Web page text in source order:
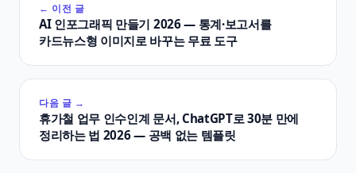
← 이전 글
AI 인포그래픽 만들기 2026 — 통계·보고서를
카드뉴스형 이미지로 바꾸는 무료 도구
다음 글 →
휴가철 업무 인수인계 문서, ChatGPT로 30분 만에
정리하는 법 2026 — 공백 없는 템플릿